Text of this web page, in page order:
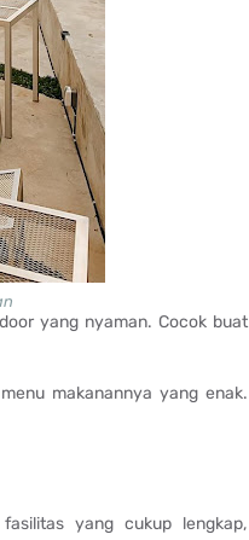
yang nyaman. Cocok buat
makanannya yang enak.
yang cukup lengkap,